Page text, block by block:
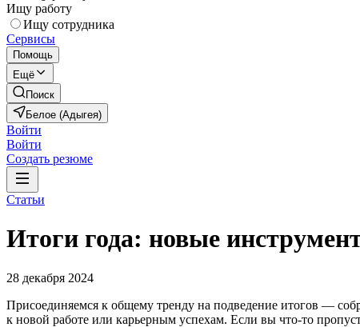
Ищу работу
Ищу сотрудника
Сервисы
Помощь
Ещё
Поиск
Белое (Адыгея)
Войти
Войти
Создать резюме
Статьи
Итоги года: новые
28 декабря 2024
Присоединяемся к общему тренду на подведение итогов —
к новой работе или карьерным успехам. Если вы что-то